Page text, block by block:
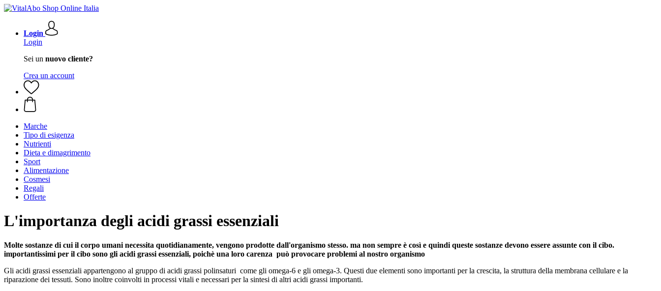
Login
Login
Sei un nuovo cliente?
Crea un account
Marche
Tipo di esigenza
Nutrienti
Dieta e dimagrimento
Sport
Alimentazione
Cosmesi
Regali
Offerte
L'importanza degli acidi grassi essenziali
Molte sostanze di cui il corpo umani necessita quotidianamente, vengono prodotte dall'organismo stesso. ma non sempre è così e quindi queste sostanze devono essere assunte con il cibo.
importantissimi per il cibo sono gli acidi grassi essenziali, poichè una loro carenza può provocare problemi al nostro organismo
Gli acidi grassi essenziali appartengono al gruppo di acidi grassi polinsaturi come gli omega-6 e gli omega-3. Questi due elementi sono importanti per la crescita, la struttura della membrana cellulare e la
riparazione dei tessuti. Sono inoltre coinvolti in processi vitali e necessari per la sintesi di altri acidi grassi importanti.